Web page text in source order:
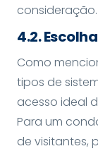
consideração.
4.2.
Como
tipos de
acesso ideal
Para um
de visitantes,